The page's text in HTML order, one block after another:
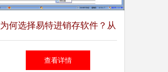
为何选择易特进销存软件？从
普版到生产版，一站式管理利
查看详情